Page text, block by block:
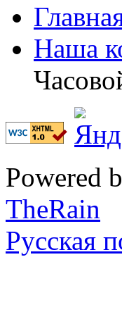
Наша
Powered
TheRain
Русская